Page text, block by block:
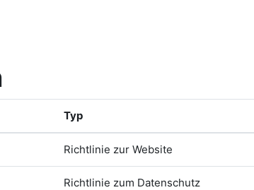
Typ
Richtlinie zur Website
Richtlinie zum Datenschutz